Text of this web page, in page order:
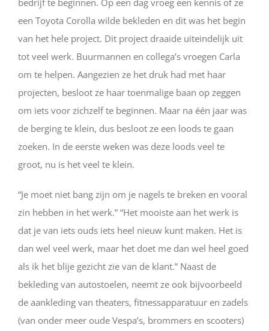
bedrijf te beginnen. Op een dag vroeg een kennis of ze
een Toyota Corolla wilde bekleden en dit was het begin
van het hele project. Dit project draaide uiteindelijk uit
tot veel werk. Buurmannen en collega’s vroegen Carla
om te helpen. Aangezien ze het druk had met haar
projecten, besloot ze haar toenmalige baan op zeggen
om iets voor zichzelf te beginnen. Maar na één jaar was
de berging te klein, dus besloot ze een loods te gaan
zoeken. In de eerste weken was deze loods veel te
groot, nu is het veel te klein.
“Je moet niet bang zijn om je nagels te breken en vooral
zin hebben in het werk.” “Het mooiste aan het werk is
dat je van iets ouds iets heel nieuw kunt maken. Het is
dan wel veel werk, maar het doet me dan wel heel goed
als ik het blije gezicht zie van de klant.” Naast de
bekleding van autostoelen, neemt ze ook bijvoorbeeld
de aankleding van theaters, fitnessapparatuur en zadels
(van onder meer oude Vespa’s, brommers en scooters)